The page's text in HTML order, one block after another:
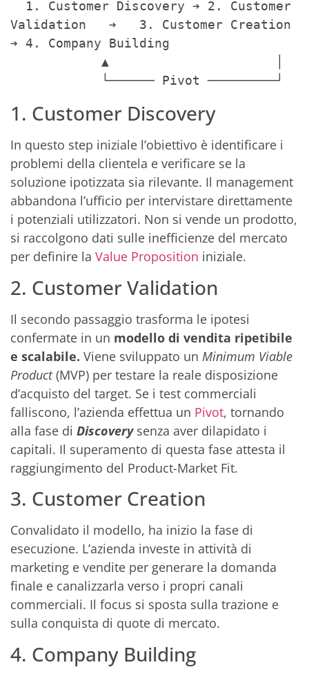
Validation   ➔   3. Customer Creation
➔ 4. Company Building
1. Customer Discovery
In questo step iniziale l’obiettivo è identificare i
problemi della clientela e verificare se la
soluzione ipotizzata sia rilevante. Il management
abbandona l’ufficio per intervistare direttamente
i potenziali utilizzatori. Non si vende un prodotto,
si raccolgono dati sulle inefficienze del mercato
per definire la Value Proposition iniziale.
2. Customer Validation
Il secondo passaggio trasforma le ipotesi
confermate in un modello di vendita ripetibile
e scalabile. Viene sviluppato un Minimum Viable
Product(MVP) per testare la reale disposizione
d’acquisto del target. Se i test commerciali
falliscono, l’azienda effettua un Pivot, tornando
alla fase di Discovery senza aver dilapidato i
capitali. Il superamento di questa fase attesta il
raggiungimento del Product-Market Fit.
3. Customer Creation
Convalidato il modello, ha inizio la fase di
esecuzione. L’azienda investe in attività di
marketing e vendite per generare la domanda
finale e canalizzarla verso i propri canali
commerciali. Il focus si sposta sulla trazione e
sulla conquista di quote di mercato.
4. Company Building